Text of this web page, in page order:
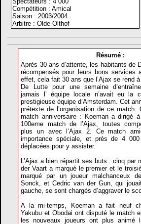
Compétition : Amical
Saison : 2003/2004
Arbitre : Olde Olthof
Résumé :
Après 30 ans d’attente, les habitants de
récompensés pour leurs bons services
effet, cela fait 30 ans que l’Ajax se rend
De Lutte pour une semaine
jamais l’ équipe locale n’avait eu la
prestigieuse équipe d’Amsterdam. Cet
prétexte de l’organisation de ce match.
match anniversaire : Koeman a dirigé
100eme match de l’Ajax, toutes
plus un avec l’Ajax 2. Ce match
importance spéciale, et près de 4
déplacées pour y assister.
L’Ajax a bien répartit ses buts : cinq par
der Vaart a marqué le premier et le
marqué par un joueur malchanceux
Sonck, et Cedric van der Gun, qui
gauche, se sont chargés d’aggraver le
A la mi-temps, Koeman a fait neuf
Yakubu et Obodai ont disputé le match
les nouveaux joueurs ont plus animé